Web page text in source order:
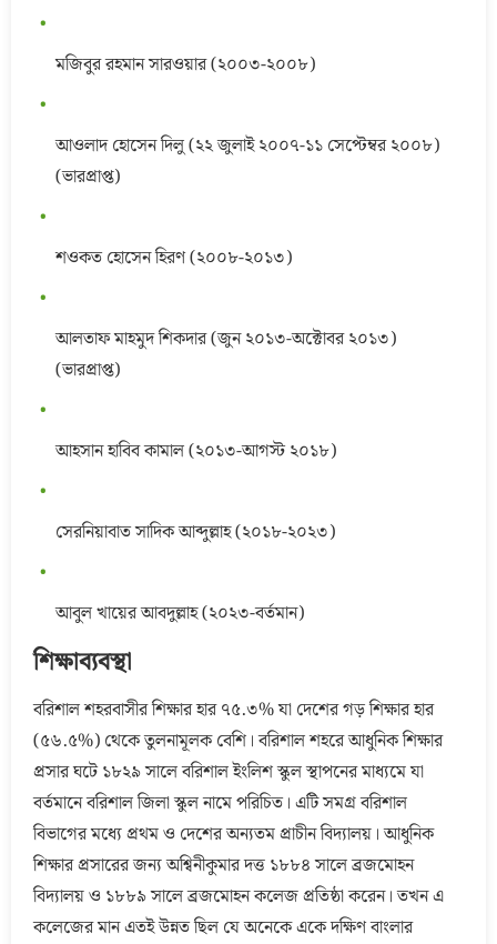
মজিবুর রহমান সারওয়ার (২০০৩-২০০৮)
আওলাদ হোসেন দিলু (২২ জুলাই ২০০৭-১১ সেপ্টেম্বর ২০০৮)
(ভারপ্রাপ্ত)
শওকত হোসেন হিরণ (২০০৮-২০১৩)
আলতাফ মাহমুদ শিকদার (জুন ২০১৩-অক্টোবর ২০১৩)
(ভারপ্রাপ্ত)
আহসান হাবিব কামাল (২০১৩-আগস্ট ২০১৮)
সেরনিয়াবাত সাদিক আব্দুল্লাহ (২০১৮-২০২৩)
আবুল খায়ের আবদুল্লাহ (২০২৩-বর্তমান)
শিক্ষাব্যবস্থা
বরিশাল শহরবাসীর শিক্ষার হার ৭৫.৩% যা দেশের গড় শিক্ষার হার
(৫৬.৫%) থেকে তুলনামূলক বেশি। বরিশাল শহরে আধুনিক শিক্ষার
প্রসার ঘটে ১৮২৯ সালে বরিশাল ইংলিশ স্কুল স্থাপনের মাধ্যমে যা
বর্তমানে বরিশাল জিলা স্কুল নামে পরিচিত। এটি সমগ্র বরিশাল
বিভাগের মধ্যে প্রথম ও দেশের অন্যতম প্রাচীন বিদ্যালয়। আধুনিক
শিক্ষার প্রসারের জন্য অশ্বিনীকুমার দত্ত ১৮৮৪ সালে ব্রজমোহন
বিদ্যালয় ও ১৮৮৯ সালে ব্রজমোহন কলেজ প্রতিষ্ঠা করেন। তখন এ
কলেজের মান এতই উন্নত ছিল যে অনেকে একে দক্ষিণ বাংলার